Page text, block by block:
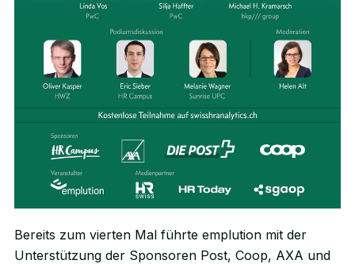
Bereits zum vierten Mal führte emplution mit der
Unterstützung der Sponsoren Post, Coop, AXA und